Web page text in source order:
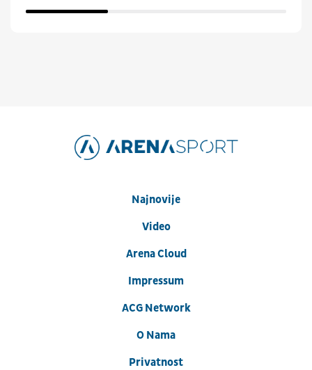
Najnovije
Video
Arena Cloud
Impressum
ACG Network
O Nama
Privatnost